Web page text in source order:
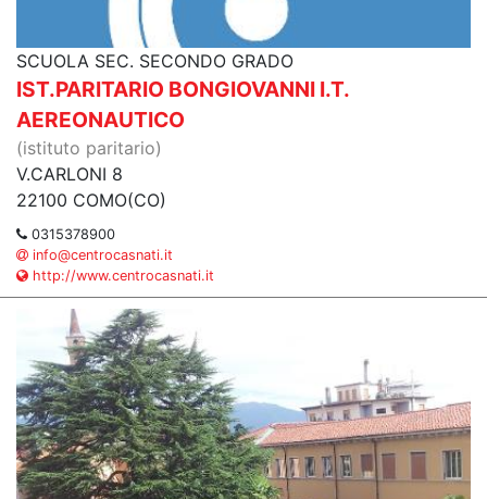
SCUOLA SEC. SECONDO GRADO
IST.PARITARIO BONGIOVANNI I.T.
AEREONAUTICO
(istituto paritario)
V.CARLONI 8
22100 COMO(CO)
0315378900
info@centrocasnati.it
http://www.centrocasnati.it